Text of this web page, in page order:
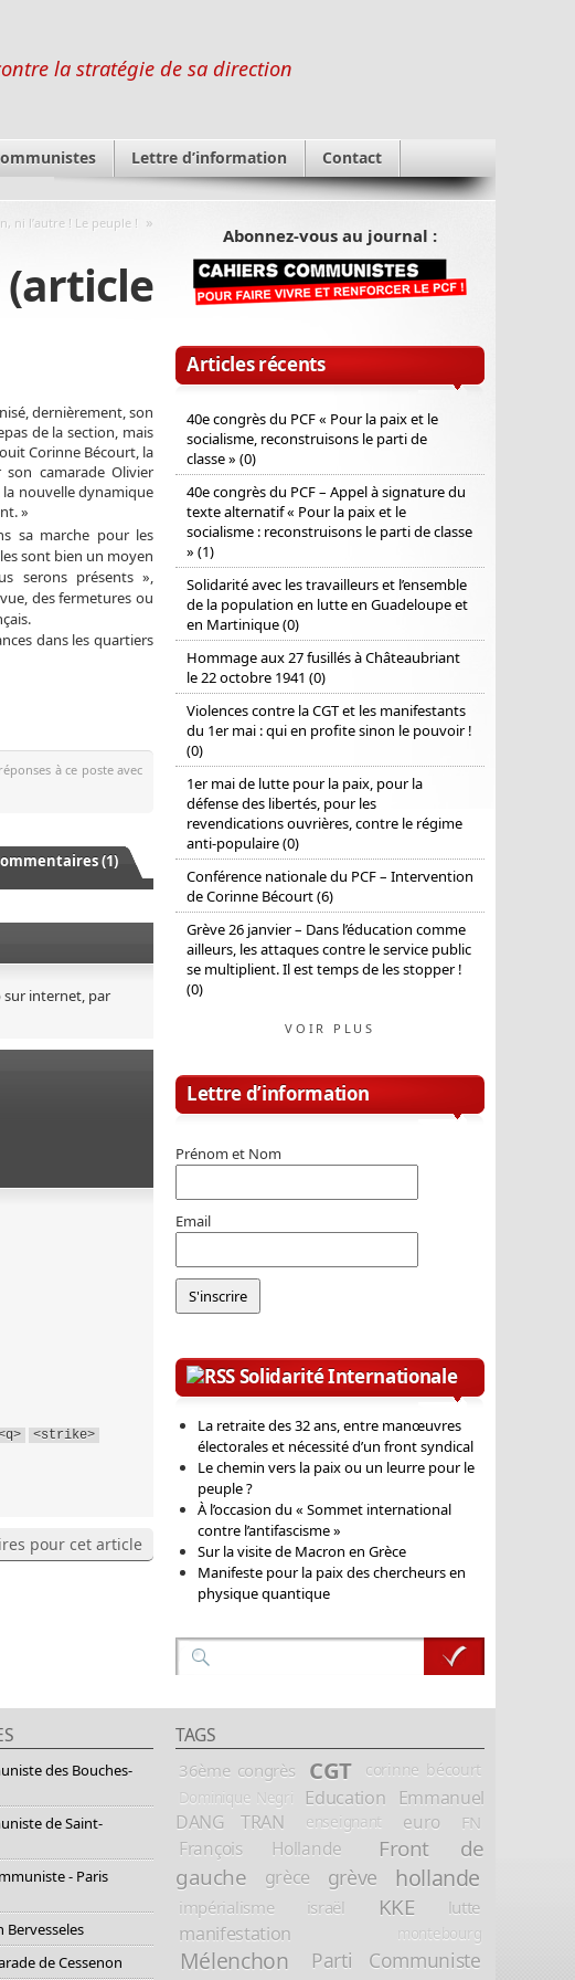
la stratégie de sa direction
Lettre d’information Contact
ni l’autre ! Le peuple ! »
(article
dernièrement, son
de la section, mais
Corinne Bécourt, la
camarade Olivier
la nouvelle dynamique
»
sa marche pour les
sont bien un moyen
serons présents »,
des fermetures ou
dans les quartiers
réponses à ce poste avec
(1)
sur internet, par
<strike>
pour cet article
Abonnez-vous au journal :
Articles récents
40e congrès du PCF « Pour la paix et le
socialisme, reconstruisons le parti de
classe » (0)
40e congrès du PCF – Appel à signature du
texte alternatif « Pour la paix et le
socialisme : reconstruisons le parti de classe
» (1)
Solidarité avec les travailleurs et l’ensemble
de la population en lutte en Guadeloupe et
en Martinique (0)
Hommage aux 27 fusillés à Châteaubriant
le 22 octobre 1941 (0)
Violences contre la CGT et les manifestants
du 1er mai : qui en profite sinon le pouvoir !
(0)
1er mai de lutte pour la paix, pour la
défense des libertés, pour les
revendications ouvrières, contre le régime
anti-populaire (0)
Conférence nationale du PCF – Intervention
de Corinne Bécourt (6)
Grève 26 janvier – Dans l’éducation comme
ailleurs, les attaques contre le service public
se multiplient. Il est temps de les stopper !
(0)
VOIR PLUS
Lettre d’information
Prénom et Nom
Email
Solidarité Internationale
La retraite des 32 ans, entre manœuvres
électorales et nécessité d’un front syndical
Le chemin vers la paix ou un leurre pour le
peuple ?
À l’occasion du « Sommet international
contre l’antifascisme »
Sur la visite de Macron en Grèce
Manifeste pour la paix des chercheurs en
physique quantique
des Bouches-
de Saint-
- Paris
Bervesseles
de Cessenon
TAGS
36ème congrès CGT corinne bécourt
Dominique Negri Education
Emmanuel
DANG TRAN
enseignant euro FN
François Hollande
Front de
gauche
grèce grève hollande
impérialisme israël KKE lutte
manifestation montebourg
Mélenchon Parti Communiste